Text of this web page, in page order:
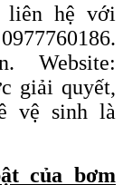
liên hệ với
Website:
giải quyết,
vệ sinh là
của bơm